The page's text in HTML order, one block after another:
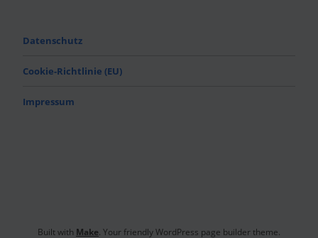
Datenschutz
Cookie-Richtlinie (EU)
Impressum
Built with Make. Your friendly WordPress page builder theme.